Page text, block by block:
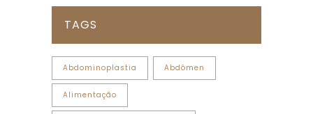
TAGS
Abdominoplastia Abdômen
Alimentação